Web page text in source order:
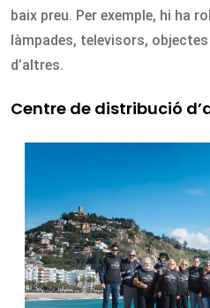
baix preu. Per exemple, hi ha
làmpades, televisors,
d’altres.
Centre de distribució